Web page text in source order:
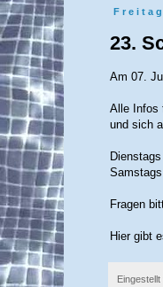
23.
Am 07.
Alle Infos
und sich
Fragen
Hier gibt
Eingestellt